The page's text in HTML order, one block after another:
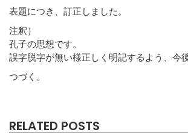
表題につき、訂正しました。
注釈）
孔子の思想です。
誤字脱字が無い様正しく明記するよう、今
つづく。
RELATED POSTS